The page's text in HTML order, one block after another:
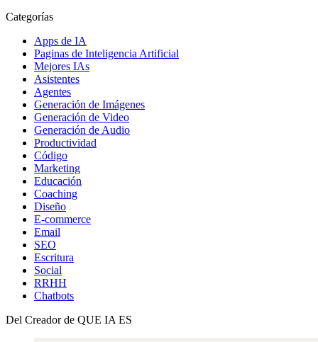
Categorías
Apps de IA
Paginas de Inteligencia Artificial
Mejores IAs
Asistentes
Agentes
Generación de Imágenes
Generación de Video
Generación de Audio
Productividad
Código
Marketing
Educación
Coaching
Diseño
E-commerce
Email
SEO
Escritura
Social
RRHH
Chatbots
Del Creador de QUE IA ES